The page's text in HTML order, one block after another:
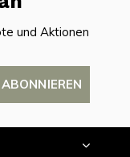
und Aktionen
ABONNIEREN